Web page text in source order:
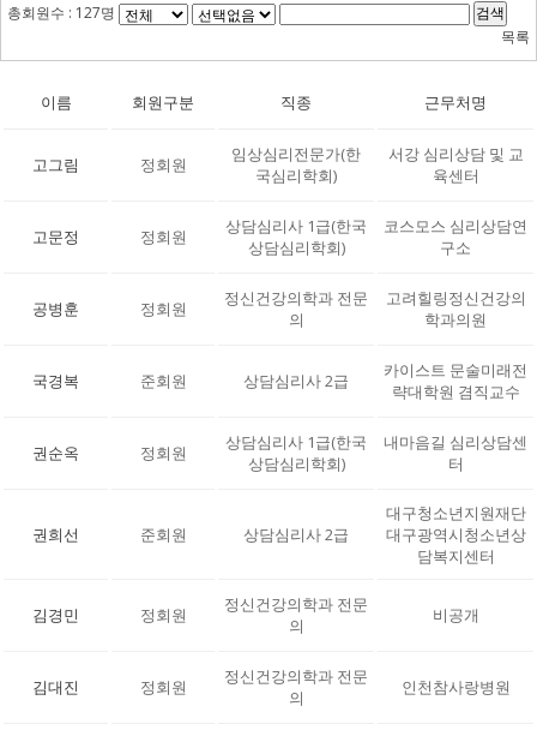
총회원수 : 127명 검색
목록
이름 회원구분 직종 근무처명
고그림 정회원
임상심리전문가(한
국심리학회)
서강 심리상담 및 교
육센터
고문정 정회원
상담심리사 1급(한국
상담심리학회)
코스모스 심리상담연
구소
공병훈 정회원
정신건강의학과 전문
의
고려힐링정신건강의
학과의원
국경복 준회원 상담심리사 2급
카이스트 문술미래전
략대학원 겸직교수
권순옥 정회원
상담심리사 1급(한국
상담심리학회)
내마음길 심리상담센
터
권희선 준회원 상담심리사 2급
대구청소년지원재단
대구광역시청소년상
담복지센터
김경민 정회원
정신건강의학과 전문
의
비공개
김대진 정회원
정신건강의학과 전문
의
인천참사랑병원